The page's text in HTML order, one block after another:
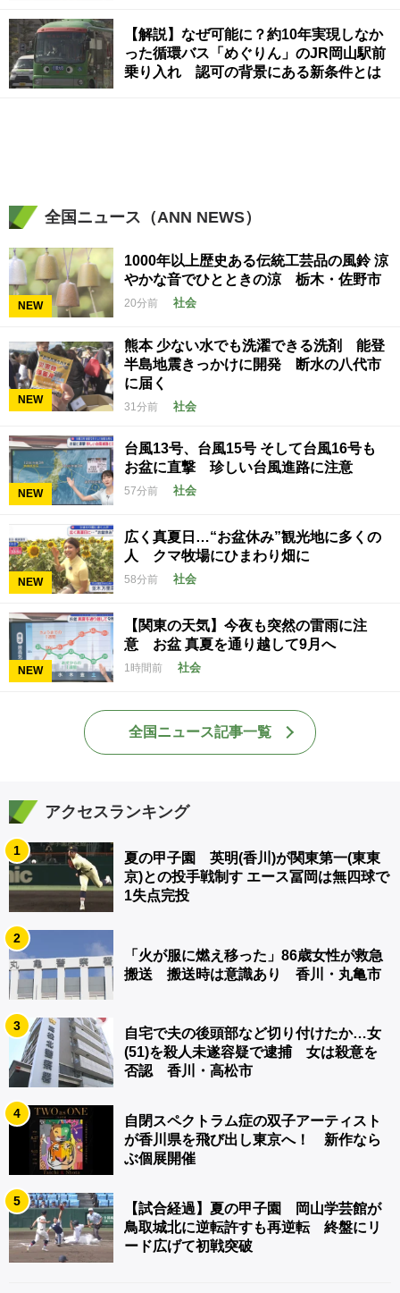
【解説】なぜ可能に？約10年実現しなか
った循環バス「めぐりん」のJR岡山駅前
乗り入れ 認可の背景にある新条件とは
全国ニュース（ANN NEWS）
NEW
1000年以上歴史ある伝統工芸品の風鈴 涼
やかな音でひとときの涼 栃木・佐野市
20分前 社会
NEW
熊本 少ない水でも洗濯できる洗剤 能登
半島地震きっかけに開発 断水の八代市
に届く
31分前 社会
NEW
台風13号、台風15号 そして台風16号も
お盆に直撃 珍しい台風進路に注意
57分前 社会
NEW
広く真夏日…“お盆休み”観光地に多くの
人 クマ牧場にひまわり畑に
58分前 社会
NEW
【関東の天気】今夜も突然の雷雨に注
意 お盆 真夏を通り越して9月へ
1時間前 社会
全国ニュース記事一覧
アクセスランキング
1
夏の甲子園 英明(香川)が関東第一(東東
京)との投手戦制す エース冨岡は無四球で
1失点完投
2
「火が服に燃え移った」86歳女性が救急
搬送 搬送時は意識あり 香川・丸亀市
3
自宅で夫の後頭部など切り付けたか…女
(51)を殺人未遂容疑で逮捕 女は殺意を
否認 香川・高松市
4
自閉スペクトラム症の双子アーティスト
が香川県を飛び出し東京へ！ 新作なら
ぶ個展開催
5
【試合経過】夏の甲子園 岡山学芸館が
鳥取城北に逆転許すも再逆転 終盤にリ
ード広げて初戦突破